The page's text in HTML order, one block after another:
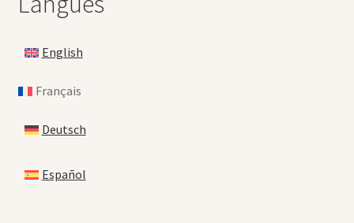
English
Français
Deutsch
Español